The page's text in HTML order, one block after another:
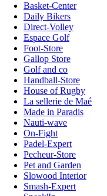
Basket-Center
Daily Bikers
Direct-Volley
Espace Golf
Foot-Store
Gallop Store
Golf and co
Handball-Store
House of Rugby
La sellerie de Maé
Made in Paradis
Nauti-wave
On-Fight
Padel-Expert
Pecheur-Store
Pet and Garden
Slowood Interior
Smash-Expert